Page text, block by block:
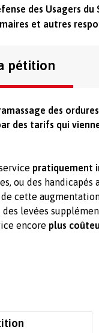
des Usagers du
et autres
pétition
des
des tarifs qui
pratiquement
ou des handicapés
cette
des levées
encore plus